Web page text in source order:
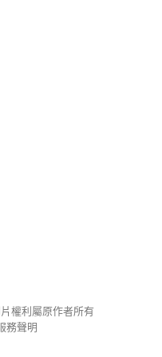
權利屬原作者所有
務聲明